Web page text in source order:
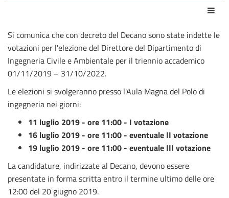
Si comunica che con decreto del Decano sono state indette le
votazioni per l'elezione del Direttore del Dipartimento di
Ingegneria Civile e Ambientale per il triennio accademico
01/11/2019 – 31/10/2022.
Le elezioni si svolgeranno presso l'Aula Magna del Polo di
ingegneria nei giorni:
11 luglio 2019 - ore 11:00 - I votazione
16 luglio 2019 - ore 11:00 - eventuale II votazione
19 luglio 2019 - ore 11:00 - eventuale III votazione
La candidature, indirizzate al Decano, devono essere
presentate in forma scritta entro il termine ultimo delle ore
12:00 del 20 giugno 2019.